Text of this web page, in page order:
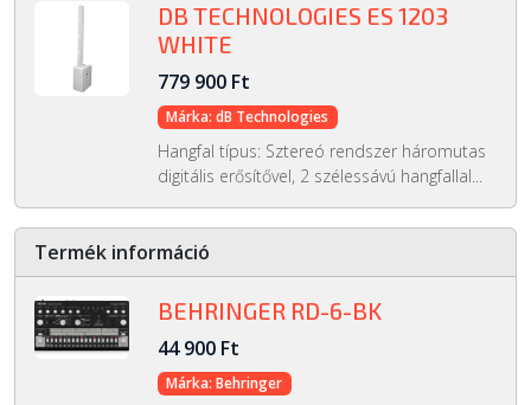
DB TECHNOLOGIES ES 1203
WHITE
779 900 Ft
Márka: dB Technologies
Hangfal típus: Sztereó rendszer háromutas
digitális erősítővel, 2 szélessávú hangfallal...
Termék információ
BEHRINGER RD-6-BK
44 900 Ft
Márka: Behringer